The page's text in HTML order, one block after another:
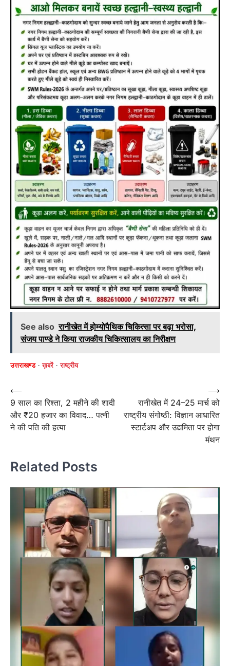
See also रानीखेत में होम्योपैथिक चिकित्सा पर बढ़ा भरोसा,
संजय पाण्डे ने किया राजकीय चिकित्सालय का निरीक्षण
उत्तराखण्ड ख़बरें राष्ट्रीय
Post
navigation
⟵
9 साल का रिश्ता, 2 महीने की शादी
और ₹20 हजार का विवाद… पत्नी
ने की पति की हत्या
रानीखेत में 24–25 मार्च को
राष्ट्रीय संगोष्ठी: विज्ञान आधारित
स्टार्टअप और उद्यमिता पर होगा
मंथन
⟶
Related Posts